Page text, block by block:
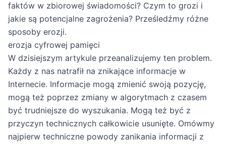
faktów w zbiorowej świadomości? Czym to grozi i
jakie są potencjalne zagrożenia? Prześledźmy różne
sposoby erozji.
erozja cyfrowej pamięci
W dzisiejszym artykule przeanalizujemy ten problem.
Każdy z nas natrafił na znikające informacje w
Internecie. Informacje mogą zmienić swoją pozycję,
mogą też poprzez zmiany w algorytmach z czasem
być trudniejsze do wyszukania. Mogą też być z
przyczyn technicznych całkowicie usunięte. Omówmy
najpierw techniczne powody zanikania informacji z